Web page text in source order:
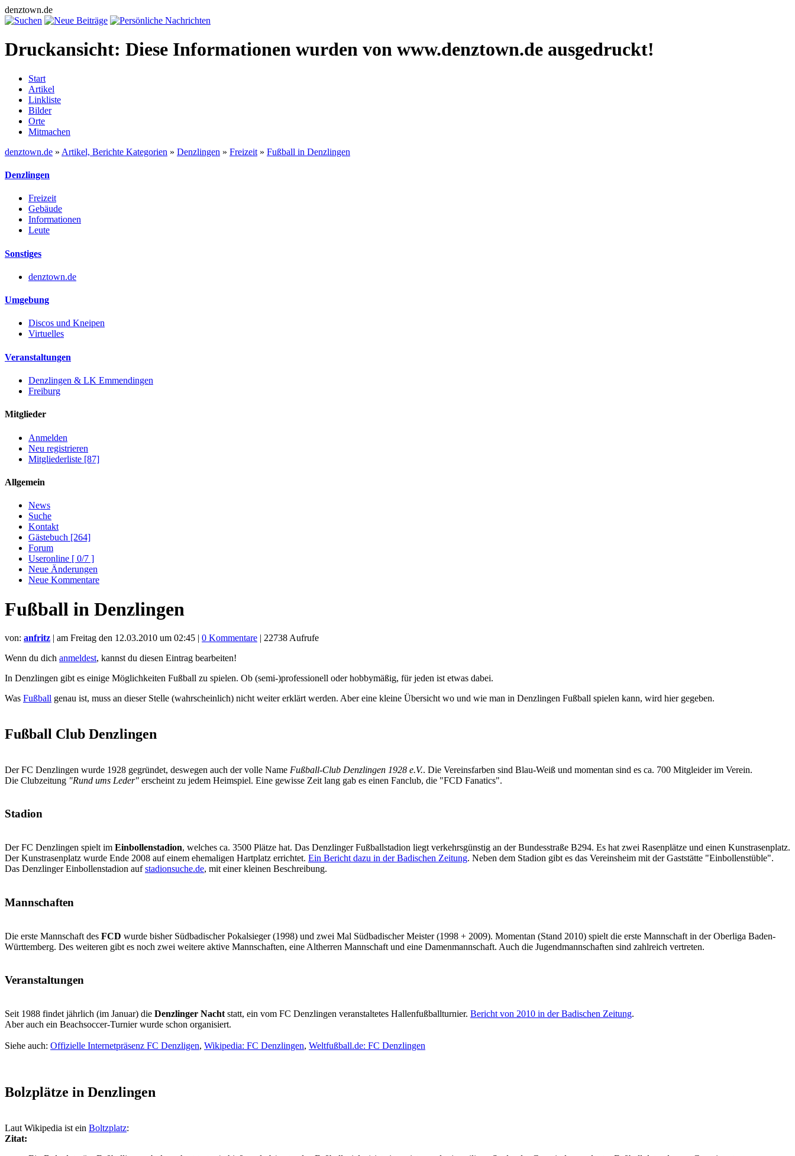
denztown.de
Druckansicht: Diese Informationen wurden von www.denztown.de ausgedruckt!
Start
Artikel
Linkliste
Bilder
Orte
Mitmachen
denztown.de » Artikel, Berichte Kategorien » Denzlingen » Freizeit » Fußball in Denzlingen
Denzlingen
Freizeit
Gebäude
Informationen
Leute
Sonstiges
denztown.de
Umgebung
Discos und Kneipen
Virtuelles
Veranstaltungen
Denzlingen & LK Emmendingen
Freiburg
Mitglieder
Anmelden
Neu registrieren
Mitgliederliste [87]
Allgemein
News
Suche
Kontakt
Gästebuch [264]
Forum
Useronline [ 0/7 ]
Neue Änderungen
Neue Kommentare
Fußball in Denzlingen
von: anfritz | am Freitag den 12.03.2010 um 02:45 | 0 Kommentare | 22738 Aufrufe
Wenn du dich anmeldest, kannst du diesen Eintrag bearbeiten!
In Denzlingen gibt es einige Möglichkeiten Fußball zu spielen. Ob (semi-)professionell oder hobbymäßig, für jeden ist etwas dabei.
Was Fußball genau ist, muss an dieser Stelle (wahrscheinlich) nicht weiter erklärt werden. Aber eine kleine Übersicht wo und wie man in Denzlingen Fußball spielen kann, wird hier gegeben.
Fußball Club Denzlingen
Der FC Denzlingen wurde 1928 gegründet, deswegen auch der volle Name Fußball-Club Denzlingen 1928 e.V.. Die Vereinsfarben sind Blau-Weiß und momentan sind es ca. 700 Mitgleider im Verein.
Die Clubzeitung "Rund ums Leder" erscheint zu jedem Heimspiel. Eine gewisse Zeit lang gab es einen Fanclub, die "FCD Fanatics".
Stadion
Der FC Denzlingen spielt im Einbollenstadion, welches ca. 3500 Plätze hat. Das Denzlinger Fußballstadion liegt verkehrsgünstig an der Bundesstraße B294. Es hat zwei Rasenplätze und einen Kunstrasenplatz.
Der Kunstrasenplatz wurde Ende 2008 auf einem ehemaligen Hartplatz errichtet. Ein Bericht dazu in der Badischen Zeitung. Neben dem Stadion gibt es das Vereinsheim mit der Gaststätte "Einbollenstüble".
Das Denzlinger Einbollenstadion aufstadionsuche.de, mit einer kleinen Beschreibung.
Mannschaften
Die erste Mannschaft des FCD wurde bisher Südbadischer Pokalsieger (1998) und zwei Mal Südbadischer Meister (1998 + 2009). Momentan (Stand 2010) spielt die erste Mannschaft in der Oberliga Baden-
Württemberg. Des weiteren gibt es noch zwei weitere aktive Mannschaften, eine Altherren Mannschaft und eine Damenmannschaft. Auch die Jugendmannschaften sind zahlreich vertreten.
Veranstaltungen
Seit 1988 findet jährlich (im Januar) die Denzlinger Nacht statt, ein vom FC Denzlingen veranstaltetes Hallenfußballturnier. Bericht von 2010 in der Badischen Zeitung.
Aber auch ein Beachsoccer-Turnier wurde schon organisiert.
Siehe auch: Offizielle Internetpräsenz FC Denzligen, Wikipedia: FC Denzlingen, Weltfußball.de: FC Denzlingen
Bolzplätze in Denzlingen
Laut Wikipedia ist ein Boltzplatz:
Zitat: